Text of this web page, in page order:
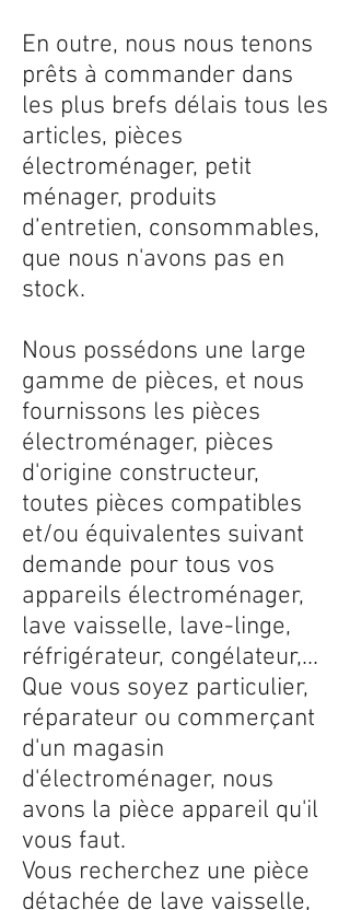
En outre, nous nous tenons
prêts à commander dans
les plus brefs délais tous les
articles, pièces
électroménager, petit
ménager, produits
d’entretien, consommables,
que nous n'avons pas en
stock.
Nous possédons une large
gamme de pièces, et nous
fournissons les pièces
électroménager, pièces
d'origine constructeur,
toutes pièces compatibles
et/ou équivalentes suivant
demande pour tous vos
appareils électroménager,
lave vaisselle, lave-linge,
réfrigérateur, congélateur,...
Que vous soyez particulier,
réparateur ou commerçant
d'un magasin
d'électroménager, nous
avons la pièce appareil qu'il
vous faut.
Vous recherchez une pièce
détachée de lave vaisselle,